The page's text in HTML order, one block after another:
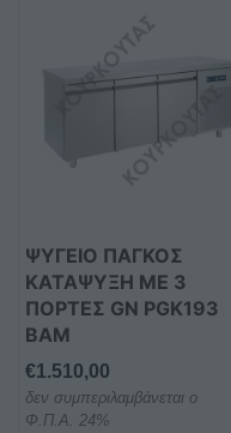
ΨΥΓΕΙΟ ΠΑΓΚΟΣ
ΚΑΤΑΨΥΞΗ ΜΕ 3
ΠΟΡΤΕΣ GN PGK193
BAM
€1.510,00
δεν συμπεριλαμβάνεται ο
Φ.Π.Α. 24%